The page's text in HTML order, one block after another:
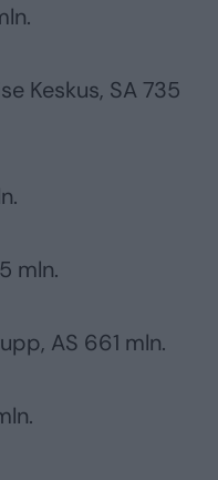
Keskus, SA 735
mln.
AS 661 mln.